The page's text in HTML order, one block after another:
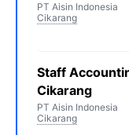
PT Aisin Indonesia
Cikarang
Staff
Cikarang
PT Aisin Indonesia
Cikarang